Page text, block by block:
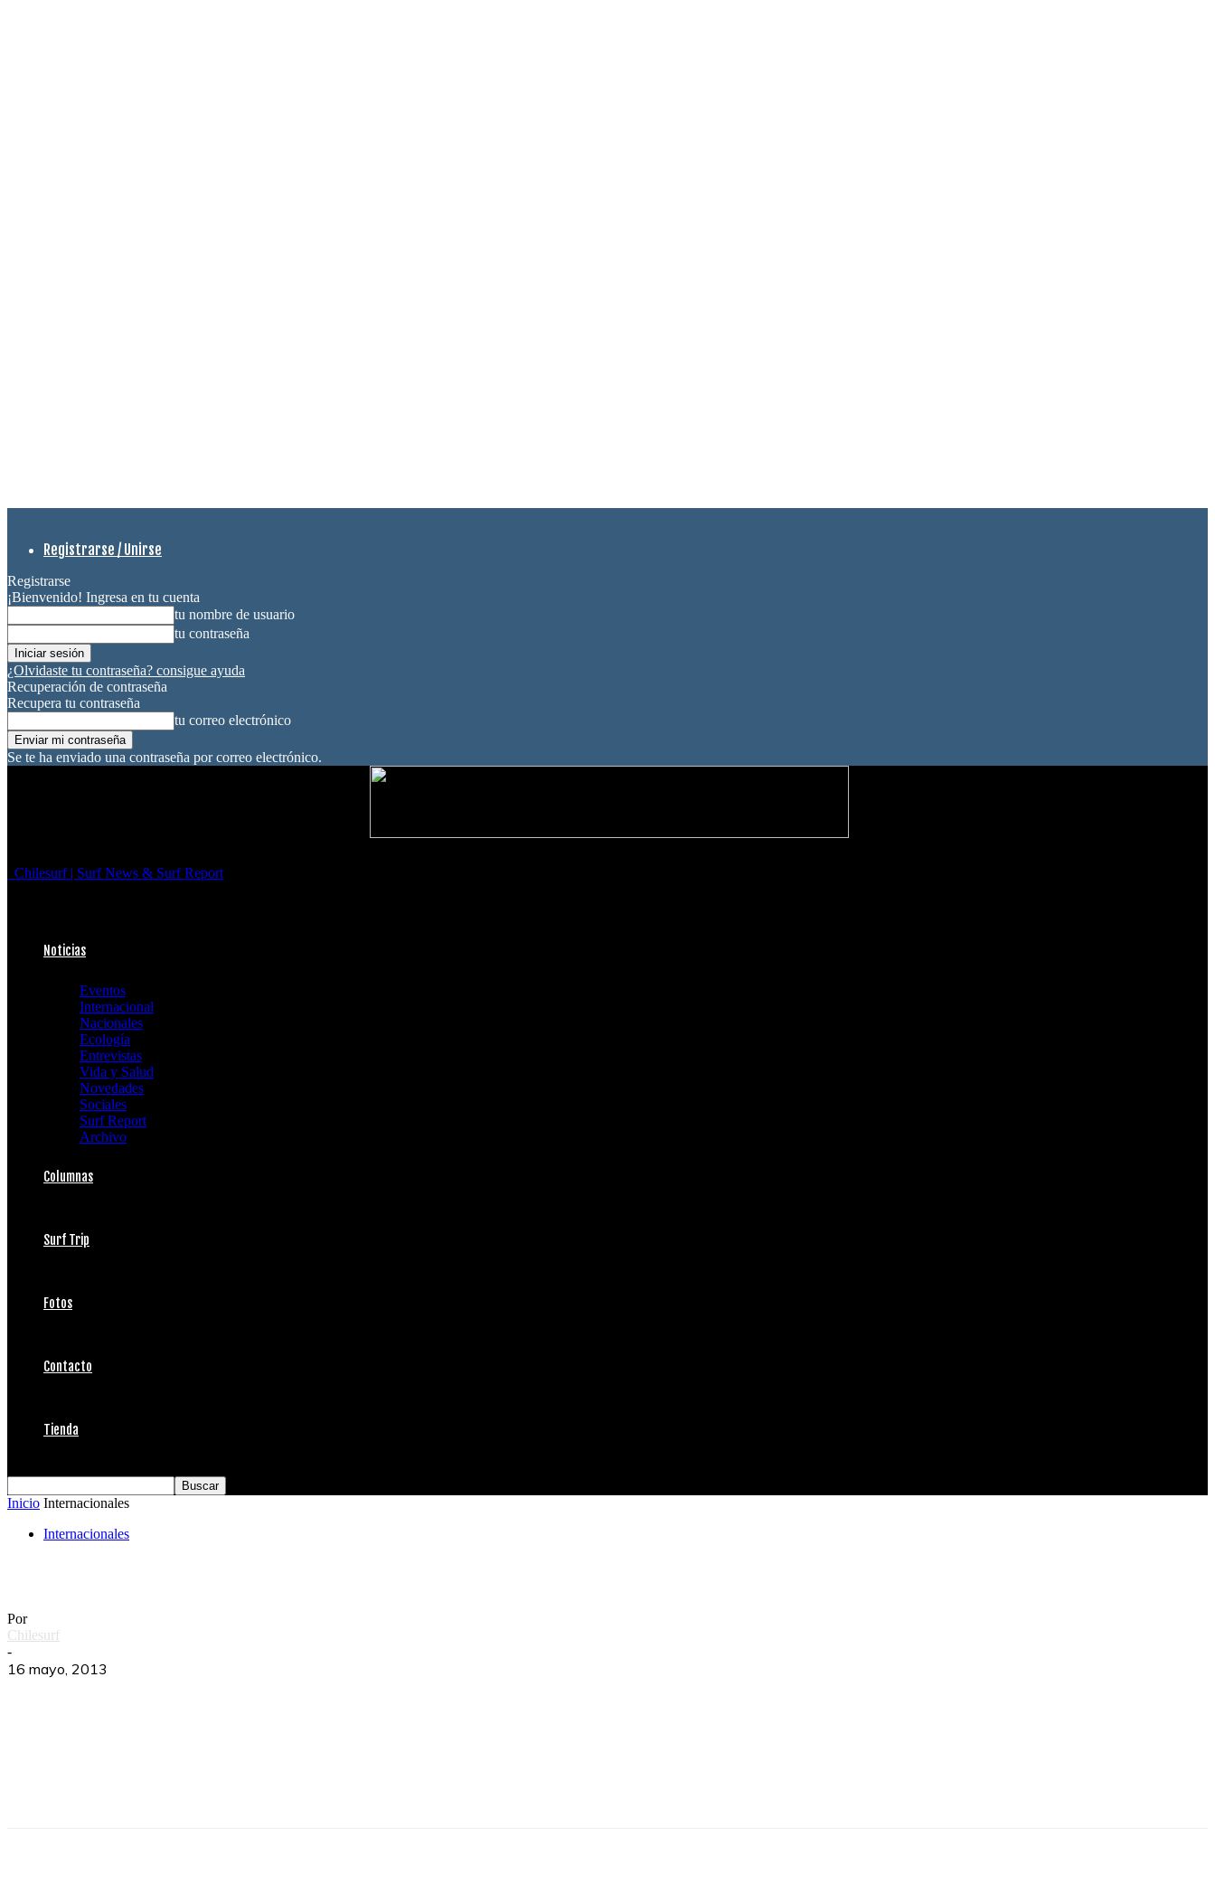
Registrarse / Unirse
Registrarse
¡Bienvenido! Ingresa en tu cuenta
tu nombre de usuario
tu contraseña
¿Olvidaste tu contraseña? consigue ayuda
Recuperación de contraseña
Recupera tu contraseña
tu correo electrónico
Se te ha enviado una contraseña por correo electrónico.
Chilesurf | Surf News & Surf Report
Noticias
Eventos
Internacional
Nacionales
Ecología
Entrevistas
Vida y Salud
Novedades
Sociales
Surf Report
Archivo
Columnas
Surf Trip
Fotos
Contacto
Tienda
Inicio Internacionales
Internacionales
Por
Chilesurf
-
16 mayo, 2013